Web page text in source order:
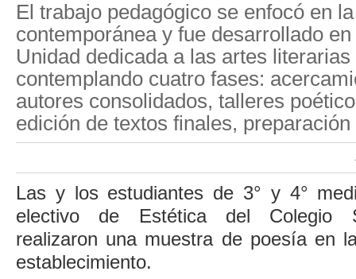
El trabajo pedagógico se enfocó en
contemporánea y fue desarrollado
Unidad dedicada a las artes
contemplando cuatro fases:
autores consolidados, talleres
edición de textos finales,
Las y los estudiantes de 3° y 4°
electivo de Estética del Colegio
realizaron una muestra de poesía en
establecimiento.